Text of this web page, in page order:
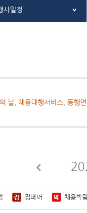
사일정
날, 채용대행서비스, 동행
잡페어 채용박